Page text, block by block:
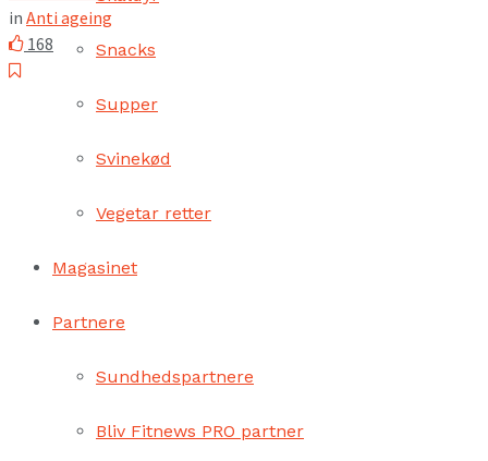
Snacks
Supper
Svinekød
Vegetar retter
Magasinet
Partnere
Sundhedspartnere
Bliv Fitnews PRO partner
in Anti ageing
168